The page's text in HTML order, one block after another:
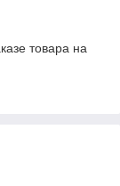
товара на